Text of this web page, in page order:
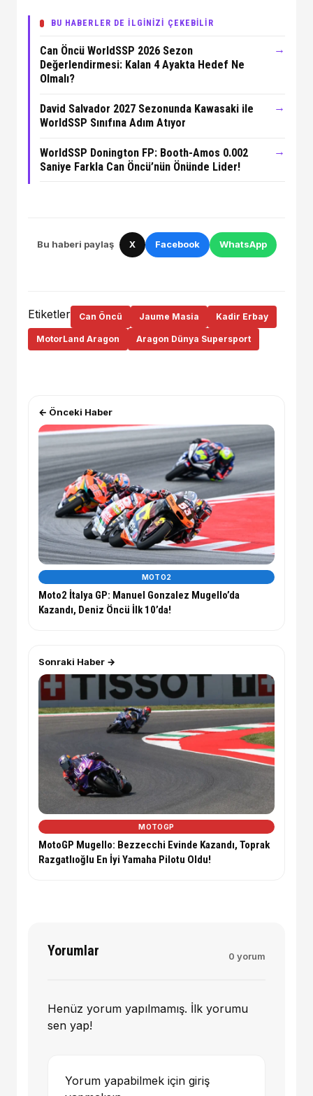
BU HABERLER DE İLGİNİZİ ÇEKEBİLİR
Can Öncü WorldSSP 2026 Sezon
Değerlendirmesi: Kalan 4 Ayakta Hedef Ne
Olmalı?
→
David Salvador 2027 Sezonunda Kawasaki ile
WorldSSP Sınıfına Adım Atıyor
→
WorldSSP Donington FP: Booth-Amos 0.002
Saniye Farkla Can Öncü’nün Önünde Lider!
→
Bu haberi paylaş X Facebook WhatsApp
Etiketler Can Öncü Jaume Masia Kadir Erbay
MotorLand Aragon Aragon Dünya Supersport
← Önceki Haber
MOTO2
Moto2 İtalya GP: Manuel Gonzalez Mugello’da
Kazandı, Deniz Öncü İlk 10’da!
Sonraki Haber →
MOTOGP
MotoGP Mugello: Bezzecchi Evinde Kazandı, Toprak
Razgatlıoğlu En İyi Yamaha Pilotu Oldu!
Yorumlar 0 yorum
Henüz yorum yapılmamış. İlk yorumu
sen yap!
Yorum yapabilmek için giriş